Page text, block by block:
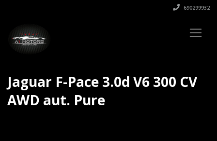
690299932
Jaguar F-Pace 3.0d V6 300 CV
AWD aut. Pure